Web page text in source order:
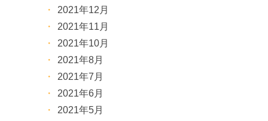
2021年12月
2021年11月
2021年10月
2021年8月
2021年7月
2021年6月
2021年5月